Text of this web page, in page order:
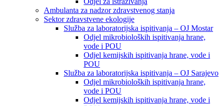
Ambulanta za nadzor zdravstvenog stanja
Sektor zdravstvene ekologije
Služba za laboratorijska ispitivanja – OJ Mostar
Odjel mikrobioloških ispitivanja hrane,
vode i POU
Odjel kemijskih ispitivanja hrane, vode i
POU
Služba za laboratorijska ispitivanja – OJ Sarajevo
Odjel mikrobioloških ispitivanja hrane,
vode i POU
Odjel kemijskih ispitivanja hrane, vode i